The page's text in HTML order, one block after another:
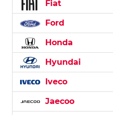
Fiat
Ford
Honda
Hyundai
Iveco
Jaecoo